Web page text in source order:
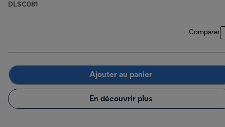
DLSC081
Comparer
Ajouter au panier
En découvrir plus